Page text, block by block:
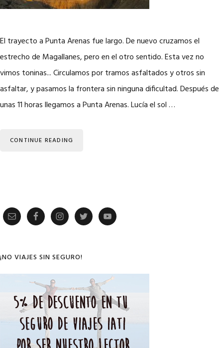
El trayecto a Punta Arenas fue largo. De nuevo cruzamos el
estrecho de Magallanes, pero en el otro sentido. Esta vez no
vimos toninas... Circulamos por tramos asfaltados y otros sin
asfaltar, y pasamos la frontera sin ninguna dificultad. Después de
unas 11 horas llegamos a Punta Arenas. Lucía el sol …
CONTINUE READING
Primary
¡NO VIAJES SIN SEGURO!